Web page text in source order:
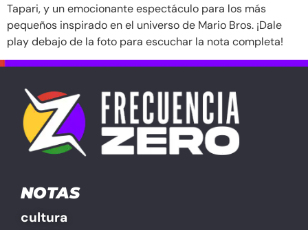
Tapari, y un emocionante espectáculo para los más
pequeños inspirado en el universo de Mario Bros. ¡Dale
play debajo de la foto para escuchar la nota completa!
NOTAS
cultura